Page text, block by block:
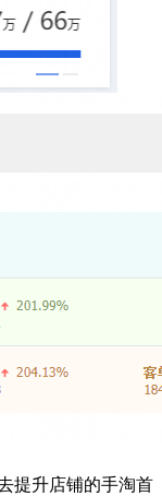
提升店铺的手淘首